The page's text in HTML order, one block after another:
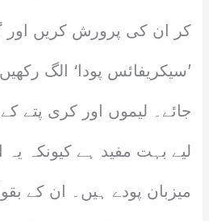
کر ان کی پرورش کریں اور
’سیکریفائس پودا‘ الگ
جائے۔ لیموں اور کری پتے کے
لیے بہت مفید ہے کیونکہ یہ
میزبان پودے ہیں۔ ان کے